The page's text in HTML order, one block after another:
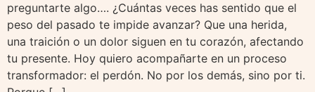
preguntarte algo…. ¿Cuántas veces has sentido que el
peso del pasado te impide avanzar? Que una herida,
una traición o un dolor siguen en tu corazón, afectando
tu presente. Hoy quiero acompañarte en un proceso
transformador: el perdón. No por los demás, sino por ti.